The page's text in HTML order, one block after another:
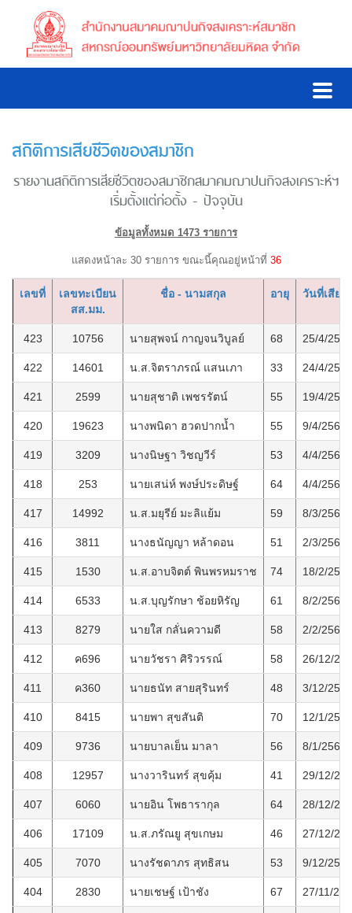
สถิติการเสียชีวิตของสมาชิก
รายงานสถิติการเสียชีวิตของสมาชิกสมาคมฌาปนกิจสงเคราะห์ฯ
เริ่มตั้งแต่ก่อตั้ง - ปัจจุบัน
ข้อมูลทั้งหมด 1473 รายการ
แสดงหน้าละ 30 รายการ ขณะนี้คุณอยู่หน้าที่ 36
เลขที่
เลขทะเบียน
สส.มม.
ชื่อ - นามสกุล อายุ วันที่เสียชี
423 10756 นายสุพจน์ กาญจนวิบูลย์ 68 25/4/2560
422 14601 น.ส.จิตราภรณ์ แสนเภา 33 24/4/2560
421 2599 นายสุชาติ เพชรรัตน์ 55 19/4/2560
420 19623 นางพนิดา ฮวดปากน้ำ 55 9/4/2560
419 3209 นางนิษฐา วิชญวีร์ 53 4/4/2560
418 253 นายเสน่ห์ พงษ์ประดิษฐ์ 64 4/4/2560
417 14992 น.ส.มยุรีย์ มะลิแย้ม 59 8/3/2560
416 3811 นางธนัญญา หล้าดอน 51 2/3/2560
415 1530 น.ส.อาบจิตต์ พินพรหมราช 74 18/2/2560
414 6533 น.ส.บุญรักษา ช้อยหิรัญ 61 8/2/2560
413 8279 นายใส กลั่นความดี 58 2/2/2560
412 ค696 นายวัชรา ศิริวรรณ์ 58 26/12/
411 ค360 นายธนัท สายสุรินทร์ 48 3/12/2559
410 8415 นายพา สุขสันติ 70 12/1/2560
409 9736 นายบาลเย็น มาลา 56 8/1/2560
408 12957 นางวารินทร์ สุขคุ้ม 41 29/12/
407 6060 นายอิน โพธารากุล 64 28/12/
406 17109 น.ส.ภรัณยู สุขเกษม 46 27/12/
405 7070 นางรัชดาภร สุทธิสน 53 9/12/2559
404 2830 นายเชษฐ์ เป้าชัง 67 27/11/